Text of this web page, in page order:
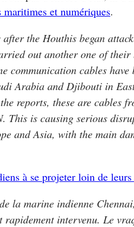
maritimes et numériques.
after the Houthis began
out another one of
communication cables have
Arabia and Djibouti in
reports, these are cables
This is causing serious
and Asia, with the main
à se projeter loin de leurs
la marine indienne
intervenu. Le